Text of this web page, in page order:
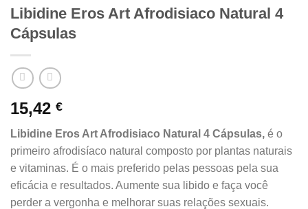
Add to
wishlist
Libidine Eros Art Afrodisiaco Natural 4
Cápsulas
15,42 €
Libidine Eros Art Afrodisiaco Natural 4 Cápsulas, é o
primeiro afrodisíaco natural composto por plantas naturais
e vitaminas. É o mais preferido pelas pessoas pela sua
eficácia e resultados. Aumente sua libido e faça você
perder a vergonha e melhorar suas relações sexuais.